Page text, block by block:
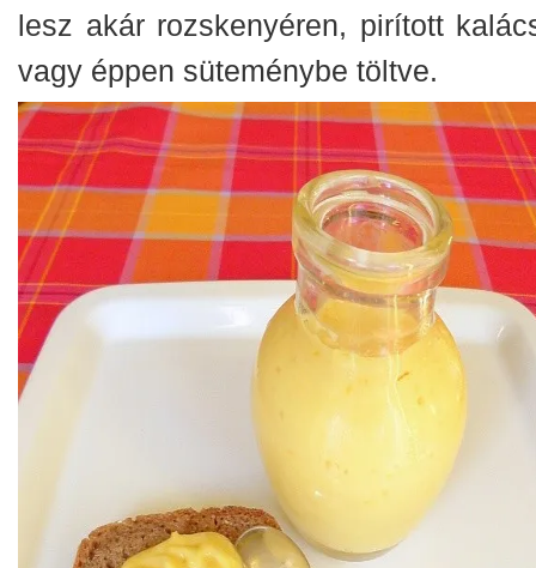
lesz akár rozskenyéren, pirított
vagy éppen süteménybe töltve.